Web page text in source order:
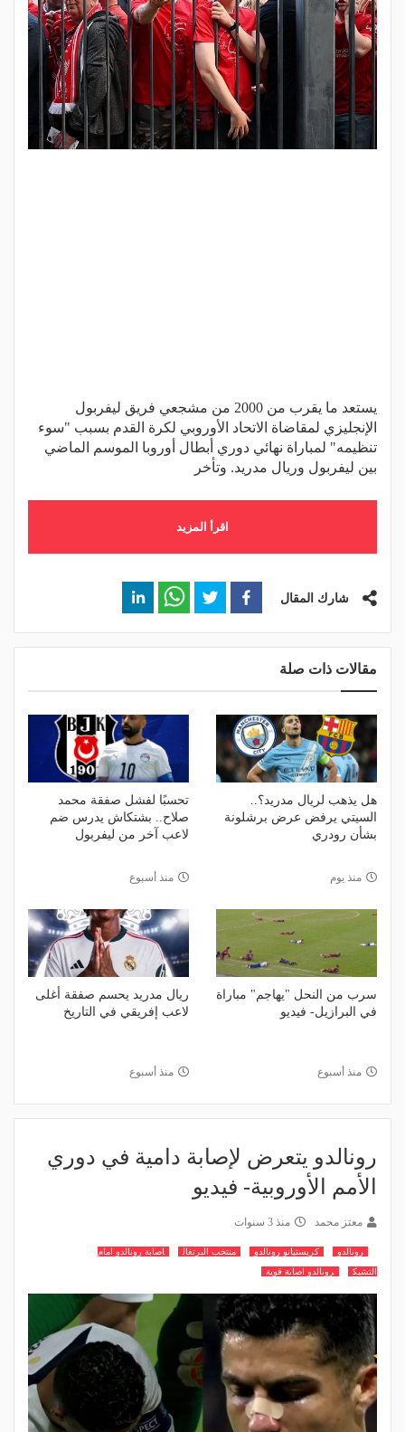
يستعد ما يقرب من 2000 من مشجعي فريق ليفربول
الإنجليزي لمقاضاة الاتحاد الأوروبي لكرة القدم بسبب "سوء
تنظيمه" لمباراة نهائي دوري أبطال أوروبا الموسم الماضي
بين ليفربول وريال مدريد. وتأخر
اقرأ المزيد
شارك المقال
مقالات ذات صلة
هل يذهب لريال مدريد؟..
السيتي يرفض عرض برشلونة
بشأن رودري
منذ يوم
تحسبًا لفشل صفقة محمد
صلاح.. بشتكاش يدرس ضم
لاعب آخر من ليفربول
منذ أسبوع
سرب من النحل "يهاجم" مباراة
في البرازيل- فيديو
منذ أسبوع
ريال مدريد يحسم صفقة أغلى
لاعب إفريقي في التاريخ
منذ أسبوع
رونالدو يتعرض لإصابة دامية في دوري
الأمم الأوروبية- فيديو
معتز محمد منذ 3 سنوات
رونالدو كريستيانو رونالدو منتخب البرتغال
اصابة رونالدو امام
التشيك
رونالدو اصابة قوية